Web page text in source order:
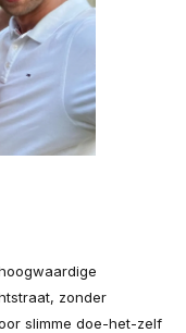
zonder
slimme doe-het-zelf